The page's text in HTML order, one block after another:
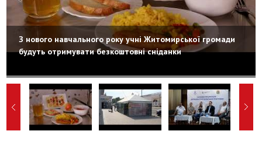
З нового навчального року учні Житомирської громади
будуть отримувати безкоштовні сніданки